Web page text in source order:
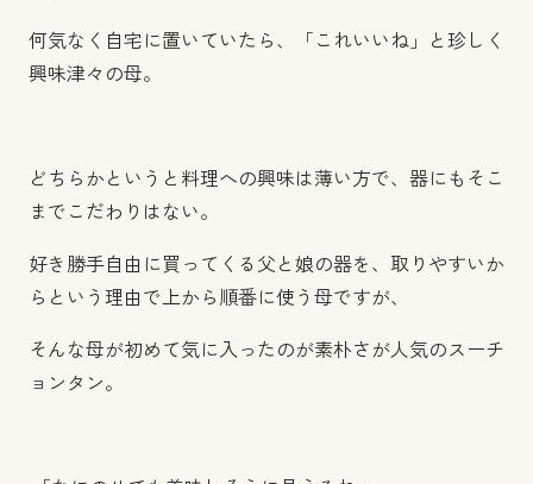
何気なく自宅に置いていたら、「これいいね」と珍しく
興味津々の母。
どちらかというと料理への興味は薄い方で、器にもそこ
までこだわりはない。
好き勝手自由に買ってくる父と娘の器を、取りやすいか
らという理由で上から順番に使う母ですが、
そんな母が初めて気に入ったのが素朴さが人気のスーチ
ョンタン。